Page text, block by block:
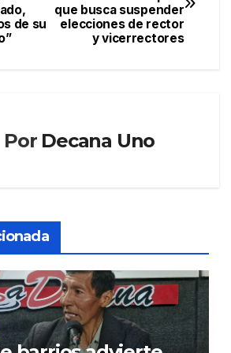
que busca suspender
elecciones de rector
y vicerrectores
de su
Por Decana Uno